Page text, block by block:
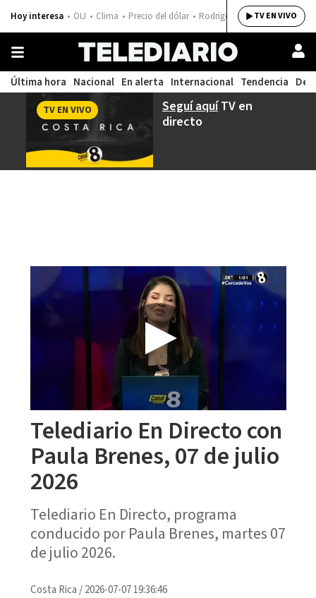
Hoy interesa OIJ Clima Precio del dólar Rodrigo ChavesTV EN VIVO
Última hora Nacional En alerta Internacional Tendencia
Seguí aquíTV en
directo
TV EN VIVO
Telediario En Directo con
Paula Brenes, 07 de julio
2026
Telediario En Directo, programa
conducido por Paula Brenes, martes 07
de julio 2026.
Costa Rica /2026-07-07 19:36:46